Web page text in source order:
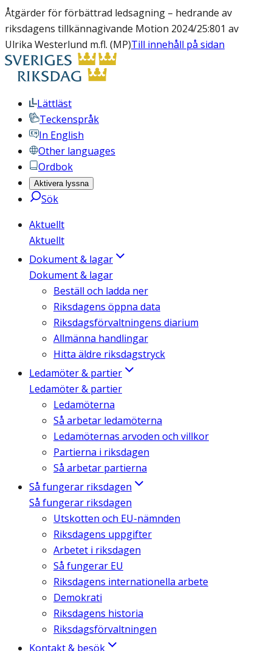
Åtgärder för förbättrad ledsagning – hedrande av
riksdagens tillkännagivande Motion 2024/25:801 av
Ulrika Westerlund m.fl. (MP)Till innehåll på sidan
Lättläst
Teckenspråk
In English
Other languages
Ordbok
Aktivera lyssna
Sök
Aktuellt
Aktuellt
Dokument & lagar
Dokument & lagar
Beställ och ladda ner
Riksdagens öppna data
Riksdagsförvaltningens diarium
Allmänna handlingar
Hitta äldre riksdagstryck
Ledamöter & partier
Ledamöter & partier
Ledamöterna
Så arbetar ledamöterna
Ledamöternas arvoden och villkor
Partierna i riksdagen
Så arbetar partierna
Så fungerar riksdagen
Så fungerar riksdagen
Utskotten och EU-nämnden
Riksdagens uppgifter
Arbetet i riksdagen
Så fungerar EU
Riksdagens internationella arbete
Demokrati
Riksdagens historia
Riksdagsförvaltningen
Kontakt & besök